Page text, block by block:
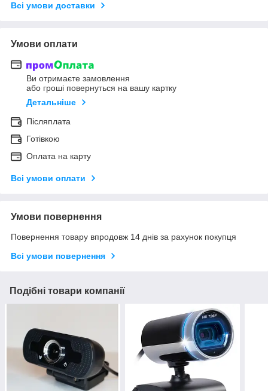
Всі умови доставки
Умови оплати
Ви отримаєте замовлення
або гроші повернуться на вашу картку
Детальніше
Післяплата
Готівкою
Оплата на карту
Всі умови оплати
Умови повернення
Повернення товару впродовж 14 днів за рахунок покупця
Всі умови повернення
Подібні товари компанії